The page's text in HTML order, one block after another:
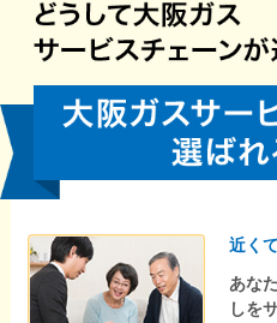
近く
あな
しを